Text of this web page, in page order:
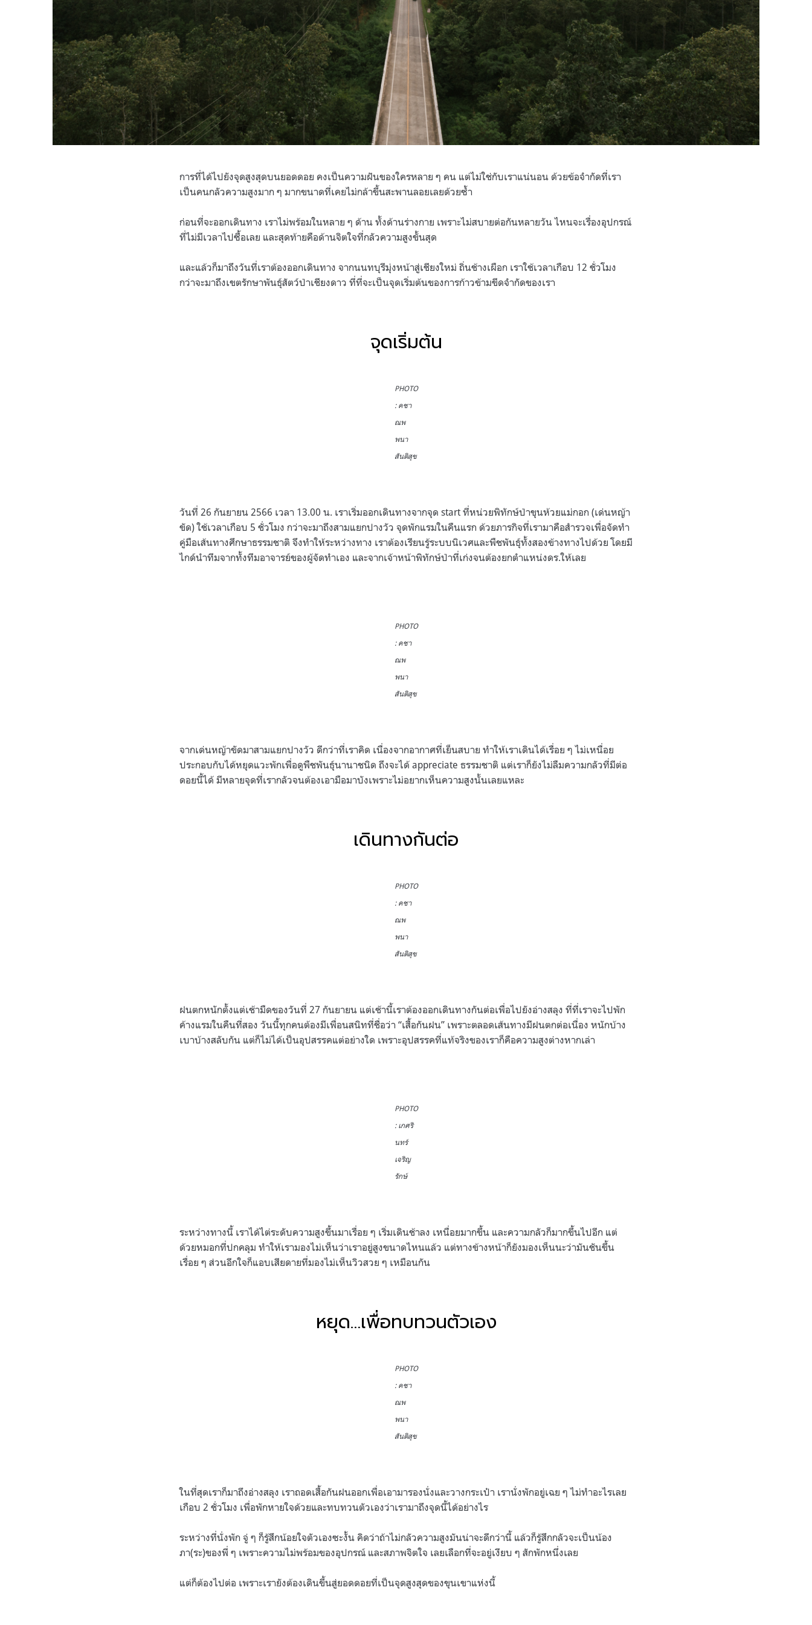
การที่ได้ไปยังจุดสูงสุดบนยอดดอย คงเป็นความฝันของใครหลาย ๆ คน แต่ไม่ใช่กับเราแน่นอน ด้วยข้อจำกัดที่เรา
เป็นคนกลัวความสูงมาก ๆ มากขนาดที่เคยไม่กล้าขึ้นสะพานลอยเลยด้วยซ้ำ
ก่อนที่จะออกเดินทาง เราไม่พร้อมในหลาย ๆ ด้าน ทั้งด้านร่างกาย เพราะไม่สบายต่อกันหลายวัน ไหนจะเรื่องอุปกรณ์
ที่ไม่มีเวลาไปซื้อเลย และสุดท้ายคือด้านจิตใจที่กลัวความสูงขั้นสุด
และแล้วก็มาถึงวันที่เราต้องออกเดินทาง จากนนทบุรีมุ่งหน้าสู่เชียงใหม่ ถิ่นช้างเผือก เราใช้เวลาเกือบ 12 ชั่วโมง
กว่าจะมาถึงเขตรักษาพันธุ์สัตว์ป่าเชียงดาว ที่ที่จะเป็นจุดเริ่มต้นของการก้าวข้ามขีดจำกัดของเรา
จุดเริ่มต้น
PHOTO
: คชา
ณพ
พนา
สันติสุข
วันที่ 26 กันยายน 2566 เวลา 13.00 น. เราเริ่มออกเดินทางจากจุด start ที่หน่วยพิทักษ์ป่าขุนห้วยแม่กอก (เด่นหญ้า
ขัด) ใช้เวลาเกือบ 5 ชั่วโมง กว่าจะมาถึงสามแยกปางวัว จุดพักแรมในคืนแรก ด้วยภารกิจที่เรามาคือสำรวจเพื่อจัดทำ
คู่มือเส้นทางศึกษาธรรมชาติ จึงทำให้ระหว่างทาง เราต้องเรียนรู้ระบบนิเวศและพืชพันธุ์ทั้งสองข้างทางไปด้วย โดยมี
ไกด์นำทีมจากทั้งทีมอาจารย์ของผู้จัดทำเอง และจากเจ้าหน้าพิทักษ์ป่าที่เก่งจนต้องยกตำแหน่งดร.ให้เลย
PHOTO
: คชา
ณพ
พนา
สันติสุข
จากเด่นหญ้าขัดมาสามแยกปางวัว ดีกว่าที่เราคิด เนื่องจากอากาศที่เย็นสบาย ทำให้เราเดินได้เรื่อย ๆ ไม่เหนื่อย
ประกอบกับได้หยุดแวะพักเพื่อดูพืชพันธุ์นานาชนิด ถึงจะได้ appreciate ธรรมชาติ แต่เราก็ยังไม่ลืมความกลัวที่มีต่อ
ดอยนี้ได้ มีหลายจุดที่เรากลัวจนต้องเอามือมาบังเพราะไม่อยากเห็นความสูงนั้นเลยแหละ
เดินทางกันต่อ
PHOTO
: คชา
ณพ
พนา
สันติสุข
ฝนตกหนักตั้งแต่เช้ามืดของวันที่ 27 กันยายน แต่เช้านี้เราต้องออกเดินทางกันต่อเพื่อไปยังอ่างสลุง ที่ที่เราจะไปพัก
ค้างแรมในคืนที่สอง วันนี้ทุกคนต้องมีเพื่อนสนิทที่ชื่อว่า “เสื้อกันฝน” เพราะตลอดเส้นทางมีฝนตกต่อเนื่อง หนักบ้าง
เบาบ้างสลับกัน แต่ก็ไม่ได้เป็นอุปสรรคแต่อย่างใด เพราะอุปสรรคที่แท้จริงของเราก็คือความสูงต่างหากเล่า
PHOTO
: เกศริ
นทร์
เจริญ
รักษ์
ระหว่างทางนี้ เราได้ไต่ระดับความสูงขึ้นมาเรื่อย ๆ เริ่มเดินช้าลง เหนื่อยมากขึ้น และความกลัวก็มากขึ้นไปอีก แต่
ด้วยหมอกที่ปกคลุม ทำให้เรามองไม่เห็นว่าเราอยู่สูงขนาดไหนแล้ว แต่ทางข้างหน้าก็ยังมองเห็นนะว่ามันชันขึ้น
เรื่อย ๆ ส่วนอีกใจก็แอบเสียดายที่มองไม่เห็นวิวสวย ๆ เหมือนกัน
หยุด…เพื่อทบทวนตัวเอง
PHOTO
: คชา
ณพ
พนา
สันติสุข
ในที่สุดเราก็มาถึงอ่างสลุง เราถอดเสื้อกันฝนออกเพื่อเอามารองนั่งและวางกระเป๋า เรานั่งพักอยู่เฉย ๆ ไม่ทำอะไรเลย
เกือบ 2 ชั่วโมง เพื่อพักหายใจด้วยและทบทวนตัวเองว่าเรามาถึงจุดนี้ได้อย่างไร
ระหว่างที่นั่งพัก จู่ ๆ ก็รู้สึกน้อยใจตัวเองซะงั้น คิดว่าถ้าไม่กลัวความสูงมันน่าจะดีกว่านี้ แล้วก็รู้สึกกลัวจะเป็นน้อง
ภา(ระ)ของพี่ ๆ เพราะความไม่พร้อมของอุปกรณ์ และสภาพจิตใจ เลยเลือกที่จะอยู่เงียบ ๆ สักพักหนึ่งเลย
แต่ก็ต้องไปต่อ เพราะเรายังต้องเดินขึ้นสู่ยอดดอยที่เป็นจุดสูงสุดของขุนเขาแห่งนี้